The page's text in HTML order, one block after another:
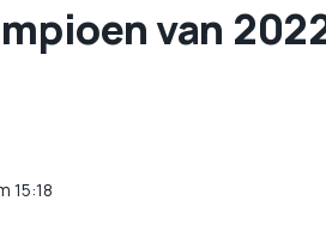
van
15:18